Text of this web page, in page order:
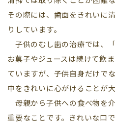
その際には、歯面をきれいに
りしています。
子供のむし歯の治療では、
お菓子やジュースは続けて飲
ていますが、子供自身だけで
中をきれいに心がけることが大
母親から子供への食べ物を
重要なことです。きれいな口